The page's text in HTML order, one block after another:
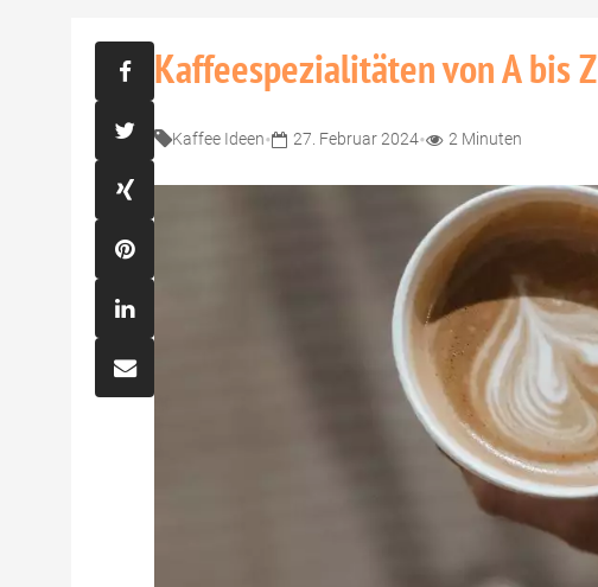
Kaffeespezialitäten von A bis Z
Kaffee Ideen• 27. Februar 2024• 2 Minuten